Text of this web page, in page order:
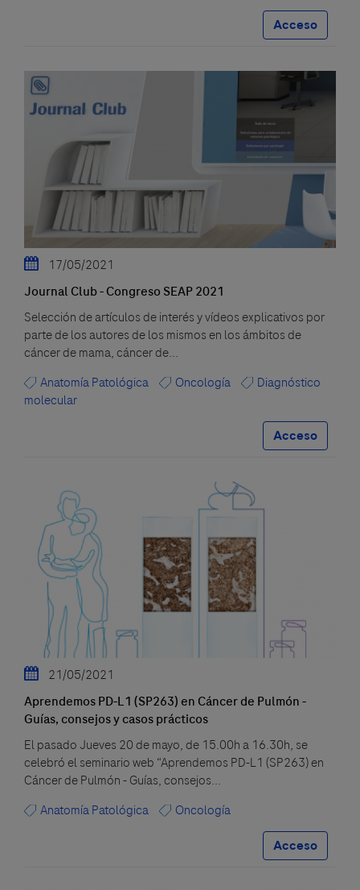
Acceso
17/05/2021
Journal Club - Congreso SEAP 2021
Selección de artículos de interés y vídeos explicativos por
parte de los autores de los mismos en los ámbitos de
cáncer de mama, cáncer de...
Anatomía Patológica
Oncología
Diagnóstico
molecular
Acceso
21/05/2021
Aprendemos PD-L1 (SP263) en Cáncer de Pulmón -
Guías, consejos y casos prácticos
El pasado Jueves 20 de mayo, de 15.00h a 16.30h, se
celebró el seminario web “Aprendemos PD-L1 (SP263) en
Cáncer de Pulmón - Guías, consejos...
Anatomía Patológica
Oncología
Acceso